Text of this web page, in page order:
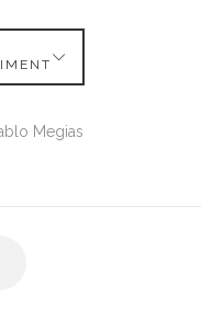
Megias